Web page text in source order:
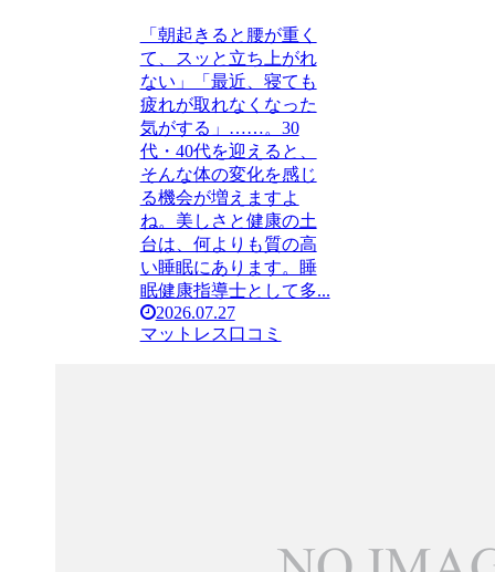
「朝起きると腰が重く
て、スッと立ち上がれ
ない」「最近、寝ても
疲れが取れなくなった
気がする」……。30
代・40代を迎えると、
そんな体の変化を感じ
る機会が増えますよ
ね。美しさと健康の土
台は、何よりも質の高
い睡眠にあります。睡
眠健康指導士として多...
2026.07.27
マットレス口コミ